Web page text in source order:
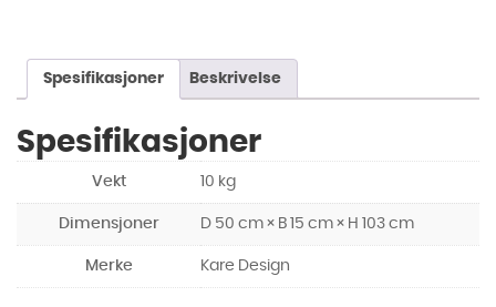
Spesifikasjoner Beskrivelse
Spesifikasjoner
Vekt 10 kg
Dimensjoner D 50 cm × B 15 cm × H 103 cm
Merke Kare Design